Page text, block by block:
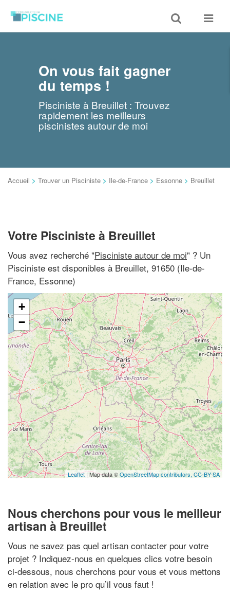
Toggle
search
Toggle
On vous fait gagner
du temps !
Pisciniste à Breuillet : Trouvez
rapidement les meilleurs
piscinistes autour de moi
Accueil > Trouver un Pisciniste > Ile-de-France > Essonne > Breuillet
Votre Pisciniste à Breuillet
Vous avez recherché "Pisciniste autour de moi" ? Un
Pisciniste est disponibles à Breuillet, 91650 (Ile-de-
France, Essonne)
+
−
Leaflet| Map data ©OpenStreetMap contributors, CC-BY-SA
Nous cherchons pour vous le meilleur
artisan à Breuillet
Vous ne savez pas quel artisan contacter pour votre
projet ? Indiquez-nous en quelques clics votre besoin
ci-dessous, nous cherchons pour vous et vous mettons
en relation avec le pro qu’il vous faut !